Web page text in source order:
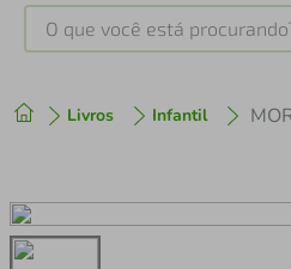
O que você está procurando?
Livros Infantil
2º cafeteira